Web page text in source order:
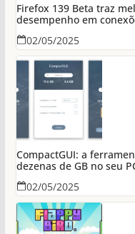
Firefox 139 Beta traz
desempenho em
02/05/2025
CompactGUI: a
dezenas de GB no seu
02/05/2025